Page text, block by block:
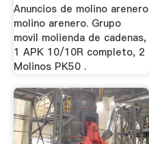
Anuncios de molino arenero
molino arenero. Grupo
movil molienda de cadenas,
1 APK 10/10R completo, 2
Molinos PK50 .